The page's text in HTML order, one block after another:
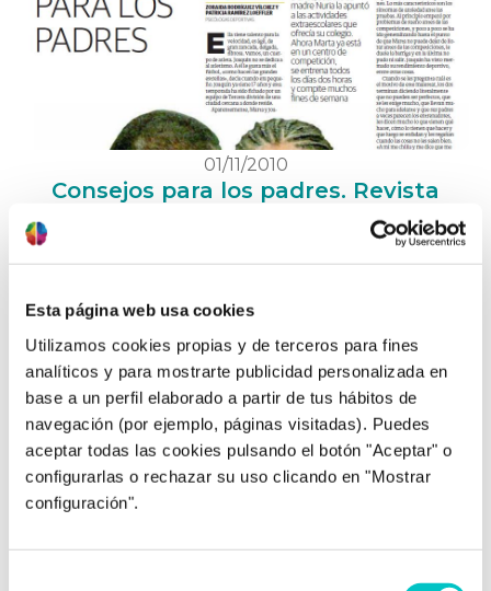
Esta página web usa cookies
Utilizamos cookies propias y de terceros para fines
analíticos y para mostrarte publicidad personalizada en
base a un perfil elaborado a partir de tus hábitos de
navegación (por ejemplo, páginas visitadas). Puedes
aceptar todas las cookies pulsando el botón "Aceptar" o
configurarlas o rechazar su uso clicando en "Mostrar
configuración".
01/11/2010
Consejos para los padres. Revista
la apuntó a las actividades extraescolares que
ofrecía su colegio. Ahora Marta ya está en un
centro de competición, entrena todos los días dos
horas y compite muchos fines de semana. Tiene
talento para la velocidad, …saber más